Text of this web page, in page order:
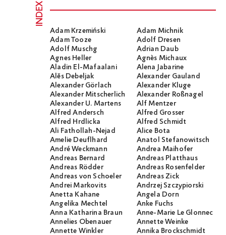
INDEX
Adam Krzemiński
Adam Michnik
Adam Tooze
Adolf Dresen
Adolf Muschg
Adrian Daub
Agnes Heller
Agnès Michaux
Aladin El-Mafaalani
Alena Jabarine
Alĕs Debeljak
Alexander Gauland
Alexander Görlach
Alexander Kluge
Alexander Mitscherlich
Alexander Roßnagel
Alexander U. Martens
Alf Mentzer
Alfred Andersch
Alfred Grosser
Alfred Hrdlicka
Alfred Schmidt
Ali Fathollah-Nejad
Alice Bota
Amelie Deuflhard
Anatol Stefanowitsch
André Weckmann
Andrea Maihofer
Andreas Bernard
Andreas Platthaus
Andreas Rödder
Andreas Rosenfelder
Andreas von Schoeler
Andreas Zick
Andrei Markovits
Andrzej Szczypiorski
Anetta Kahane
Angela Dorn
Angelika Mechtel
Anke Fuchs
Anna Katharina Braun
Anne-Marie Le Glonnec
Annelies Obenauer
Annette Weinke
Annette Winkler
Annika Brockschmidt